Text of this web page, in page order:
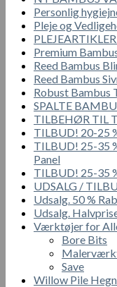
Personlig
Pleje og
Premium
Reed Bambus
Reed Bambus
Robust Bambus
SPALTE
TILBEHØR TIL
TILBUD! 20-25
TILBUD! 25-35
Panel
TILBUD! 25-35
UDSALG /
Udsalg. 50 %
Udsalg.
Værktøjer for
Bore Bits
Save
Willow Pile